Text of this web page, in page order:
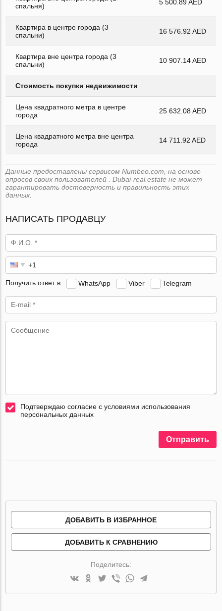
спальня)
5 500.89 AED
Квартира в центре города (3
спальни)
16 576.92 AED
Квартира вне центра города (3
спальни)
10 907.14 AED
Стоимость покупки недвижимости
Цена квадратного метра в центре
города
25 632.08 AED
Цена квадратного метра вне центра
города
14 711.92 AED
Данные предоставлены сервисом Numbeo.com, на основе
опросов своих пользователей . Dubai-real.estate не может
гарантировать достоверность и правильность этих
данных.
НАПИСАТЬ ПРОДАВЦУ
Получить ответ в WhatsApp Viber Telegram
Подтверждаю согласие с условиями использования
персональных данных
Отправить
ДОБАВИТЬ В ИЗБРАННОЕ
ДОБАВИТЬ К СРАВНЕНИЮ
Поделитесь: